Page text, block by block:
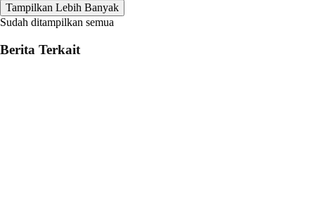
Tampilkan Lebih Banyak
Sudah ditampilkan semua
Berita Terkait